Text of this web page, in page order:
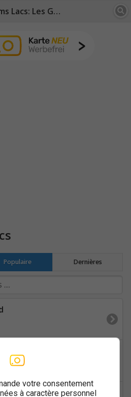
Webcams Lacs: Les Grisons
Populaire Dernières
votre consentement
à caractère personnel